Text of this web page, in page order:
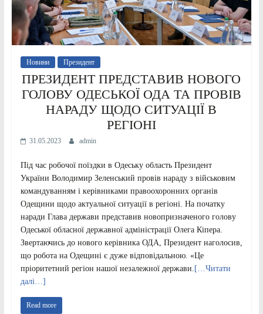
Новини Президент
ПРЕЗИДЕНТ ПРЕДСТАВИВ НОВОГО
ГОЛОВУ ОДЕСЬКОЇ ОДА ТА ПРОВІВ
НАРАДУ ЩОДО СИТУАЦІЇ В
РЕГІОНІ
31.05.2023 admin
Під час робочої поїздки в Одеську область Президент
України Володимир Зеленський провів нараду з військовим
командуванням і керівниками правоохоронних органів
Одещини щодо актуальної ситуації в регіоні. На початку
наради Глава держави представив новопризначеного голову
Одеської обласної державної адміністрації Олега Кіпера.
Звертаючись до нового керівника ОДА, Президент наголосив,
що робота на Одещині є дуже відповідальною. «Це
пріоритетний регіон нашої незалежної держави. […Читати
далі…]
Read more